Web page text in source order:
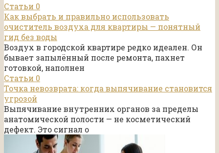
Статьи 0
Как выбрать и правильно использовать
очиститель воздуха для квартиры — понятный
гид без воды
Воздух в городской квартире редко идеален. Он
бывает запылённый после ремонта, пахнет
готовкой, наполнен
Статьи 0
Точка невозврата: когда выпячивание становится
угрозой
Выпячивание внутренних органов за пределы
анатомической полости — не косметический
дефект. Это сигнал о